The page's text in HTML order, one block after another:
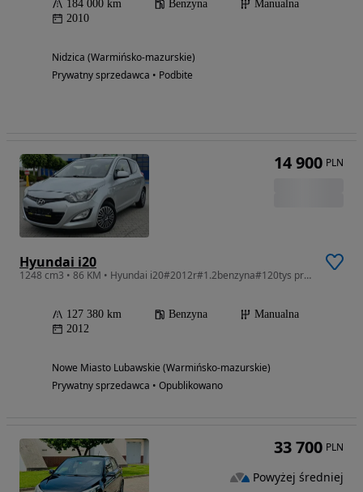
184 000 km Benzyna
Manualna
2010
Nidzica (Warmińsko-mazurskie)
Prywatny sprzedawca • Podbite
Hyundai i20
1248 cm3 • 86 KM • Hyundai i20#2012r#1.2benzyna#120tys przebiegu#klima#elektryka#zadbany z Niemiec
127 380 km Benzyna
Manualna
2012
Nowe Miasto Lubawskie (Warmińsko-mazurskie)
Prywatny sprzedawca • Opublikowano
14 900 PLN
33 700 PLN
Powyżej średniej